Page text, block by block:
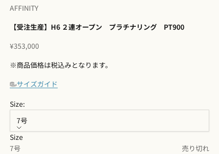
AFFINITY
【受注生産】H6 ２連オープン プラチナリング PT900
セール価格
¥353,000
※商品価格は税込みとなります。
サイズガイド
Size:
7号
Size
7号
売り切れ